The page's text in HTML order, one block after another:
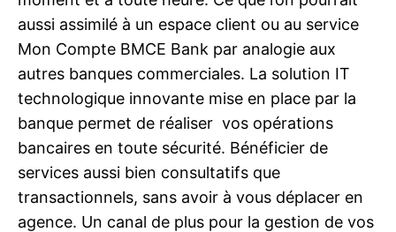
aussi assimilé à un espace client ou au service
Mon Compte BMCE Bank par analogie aux
autres banques commerciales. La solution IT
technologique innovante mise en place par la
banque permet de réaliser vos opérations
bancaires en toute sécurité. Bénéficier de
services aussi bien consultatifs que
transactionnels, sans avoir à vous déplacer en
agence. Un canal de plus pour la gestion de vos